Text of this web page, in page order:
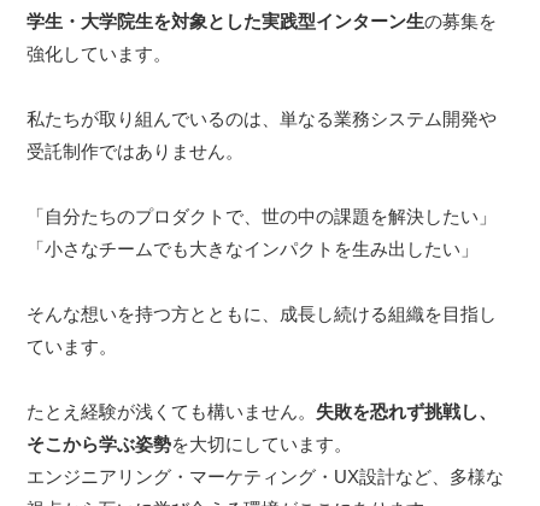
学生・大学院生を対象とした実践型インターン生の募集を
強化しています。
私たちが取り組んでいるのは、単なる業務システム開発や
受託制作ではありません。
「自分たちのプロダクトで、世の中の課題を解決したい」
「小さなチームでも大きなインパクトを生み出したい」
そんな想いを持つ方とともに、成長し続ける組織を目指し
ています。
たとえ経験が浅くても構いません。 失敗を恐れず挑戦し、
そこから学ぶ姿勢を大切にしています。
エンジニアリング・マーケティング・UX設計など、多様な